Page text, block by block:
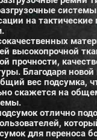
на
высокопрочной
прочности,
Благодаря новой
вес подсумка,
скажется на
отлично
для переноса